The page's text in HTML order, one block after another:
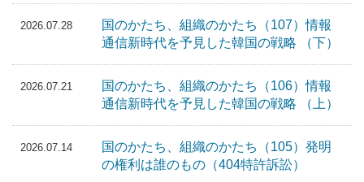
2026.07.28
国のかたち、組織のかたち（107）情報
通信新時代を予見した韓国の戦略 （下）
2026.07.21
国のかたち、組織のかたち（106）情報
通信新時代を予見した韓国の戦略 （上）
2026.07.14
国のかたち、組織のかたち（105）発明
の権利は誰のもの（404特許訴訟）